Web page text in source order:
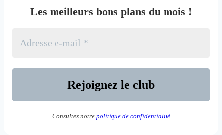
Les meilleurs bons plans du mois !
Consultez notre politique de confidentialité